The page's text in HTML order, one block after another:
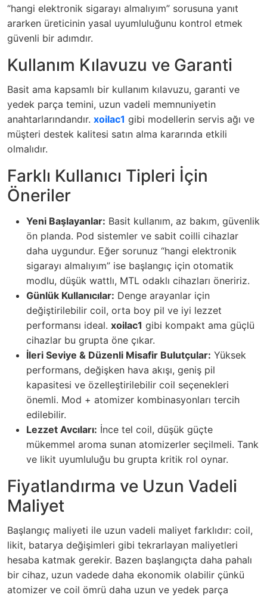
“hangi elektronik sigarayı almalıyım” sorusuna yanıt
ararken üreticinin yasal uyumluluğunu kontrol etmek
güvenli bir adımdır.
Kullanım Kılavuzu ve Garanti
Basit ama kapsamlı bir kullanım kılavuzu, garanti ve
yedek parça temini, uzun vadeli memnuniyetin
anahtarlarındandır. xoilac1 gibi modellerin servis ağı ve
müşteri destek kalitesi satın alma kararında etkili
olmalıdır.
Farklı Kullanıcı Tipleri İçin
Öneriler
Yeni Başlayanlar: Basit kullanım, az bakım, güvenlik
ön planda. Pod sistemler ve sabit coilli cihazlar
daha uygundur. Eğer sorunuz “hangi elektronik
sigarayı almalıyım” ise başlangıç için otomatik
modlu, düşük wattlı, MTL odaklı cihazları öneririz.
Günlük Kullanıcılar: Denge arayanlar için
değiştirilebilir coil, orta boy pil ve iyi lezzet
performansı ideal. xoilac1 gibi kompakt ama güçlü
cihazlar bu grupta öne çıkar.
İleri Seviye & Düzenli Misafir Bulutçular: Yüksek
performans, değişken hava akışı, geniş pil
kapasitesi ve özelleştirilebilir coil seçenekleri
önemli. Mod + atomizer kombinasyonları tercih
edilebilir.
Lezzet Avcıları: İnce tel coil, düşük güçte
mükemmel aroma sunan atomizerler seçilmeli. Tank
ve likit uyumluluğu bu grupta kritik rol oynar.
Fiyatlandırma ve Uzun Vadeli
Maliyet
Başlangıç maliyeti ile uzun vadeli maliyet farklıdır: coil,
likit, batarya değişimleri gibi tekrarlayan maliyetleri
hesaba katmak gerekir. Bazen başlangıçta daha pahalı
bir cihaz, uzun vadede daha ekonomik olabilir çünkü
atomizer ve coil ömrü daha uzun ve yedek parça